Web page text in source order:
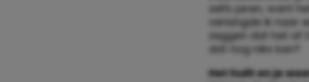
zelfs jaren, want
verlangde ik naar
zeggen dat het af
dat nog niks kan?
Het huilt en je